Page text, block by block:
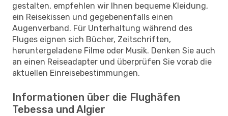
gestalten, empfehlen wir Ihnen bequeme Kleidung,
ein Reisekissen und gegebenenfalls einen
Augenverband. Für Unterhaltung während des
Fluges eignen sich Bücher, Zeitschriften,
heruntergeladene Filme oder Musik. Denken Sie auch
an einen Reiseadapter und überprüfen Sie vorab die
aktuellen Einreisebestimmungen.
Informationen über die Flughäfen
Tebessa und Algier